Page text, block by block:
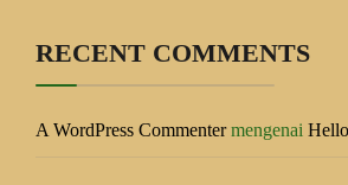
RECENT COMMENTS
A WordPress Commentermengenai